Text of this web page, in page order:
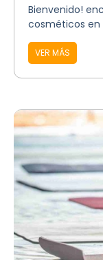
Bienvenido!
cosméticos en
VER MÁS